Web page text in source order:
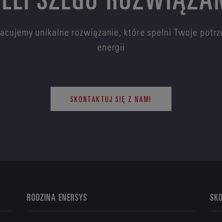
unikalne rozwiązanie, które spełni Twoje
energii
SKONTAKTUJ SIĘ Z NAMI
RODZINA ENERSYS